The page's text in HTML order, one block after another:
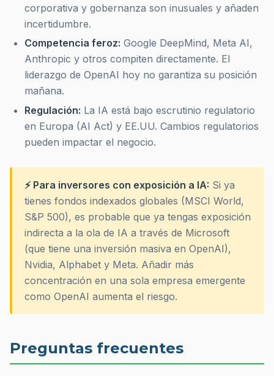
corporativa y gobernanza son inusuales y añaden
incertidumbre.
Competencia feroz: Google DeepMind, Meta AI,
Anthropic y otros compiten directamente. El
liderazgo de OpenAI hoy no garantiza su posición
mañana.
Regulación: La IA está bajo escrutinio regulatorio
en Europa (AI Act) y EE.UU. Cambios regulatorios
pueden impactar el negocio.
⚡ Para inversores con exposición a IA: Si ya
tienes fondos indexados globales (MSCI World,
S&P 500), es probable que ya tengas exposición
indirecta a la ola de IA a través de Microsoft
(que tiene una inversión masiva en OpenAI),
Nvidia, Alphabet y Meta. Añadir más
concentración en una sola empresa emergente
como OpenAI aumenta el riesgo.
Preguntas frecuentes